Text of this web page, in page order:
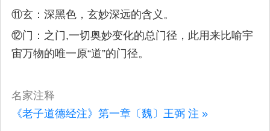
⑪玄：深黑色，玄妙深远的含义。
⑫门：之门,一切奥妙变化的总门径，此用来比喻宇
宙万物的唯一原“道”的门径。
名家注释
《老子道德经注》第一章〔魏〕王弼 注 »